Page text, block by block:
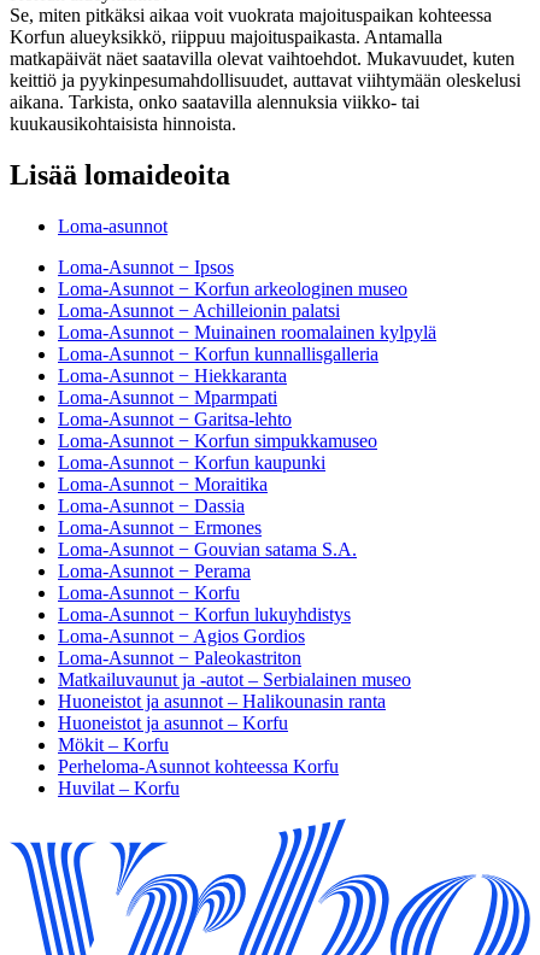
Se, miten pitkäksi aikaa voit vuokrata majoituspaikan kohteessa
Korfun alueyksikkö, riippuu majoituspaikasta. Antamalla
matkapäivät näet saatavilla olevat vaihtoehdot. Mukavuudet, kuten
keittiö ja pyykinpesumahdollisuudet, auttavat viihtymään oleskelusi
aikana. Tarkista, onko saatavilla alennuksia viikko- tai
kuukausikohtaisista hinnoista.
Lisää lomaideoita
Loma-asunnot
Loma-Asunnot − Ipsos
Loma-Asunnot − Korfun arkeologinen museo
Loma-Asunnot − Achilleionin palatsi
Loma-Asunnot − Muinainen roomalainen kylpylä
Loma-Asunnot − Korfun kunnallisgalleria
Loma-Asunnot − Hiekkaranta
Loma-Asunnot − Mparmpati
Loma-Asunnot − Garitsa-lehto
Loma-Asunnot − Korfun simpukkamuseo
Loma-Asunnot − Korfun kaupunki
Loma-Asunnot − Moraitika
Loma-Asunnot − Dassia
Loma-Asunnot − Ermones
Loma-Asunnot − Gouvian satama S.A.
Loma-Asunnot − Perama
Loma-Asunnot − Korfu
Loma-Asunnot − Korfun lukuyhdistys
Loma-Asunnot − Agios Gordios
Loma-Asunnot − Paleokastriton
Matkailuvaunut ja -autot – Serbialainen museo
Huoneistot ja asunnot – Halikounasin ranta
Huoneistot ja asunnot – Korfu
Mökit – Korfu
Perheloma-Asunnot kohteessa Korfu
Huvilat – Korfu